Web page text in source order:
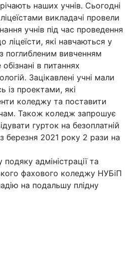
наших учнів. Сьогодні
викладачі провели
учнів під час проведення
ліцеїсти, які навчаються у
поглибленим вивченням
в питаннях
Зацікавлені учні мали
із проектами, які
коледжу та поставити
Також коледж запрошує
гурток на безоплатній
березня 2021 року 2 рази на
адміністрації та
фахового коледжу НУБіП
на подальшу плідну